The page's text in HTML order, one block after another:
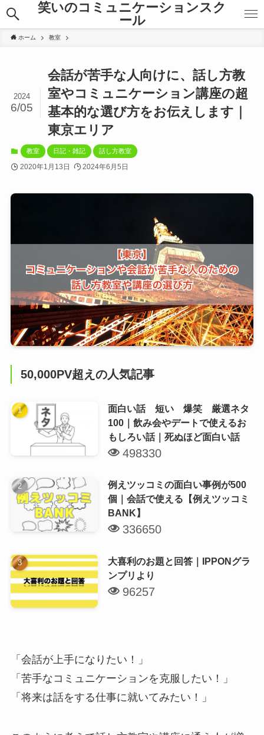
笑いのコミュニケーションスク
ール
ホーム 教室
会話が苦手な人向けに、話し方教
室やコミュニケーション講座の超
基本的な選び方をお伝えします｜
東京エリア
2024
6/05
教室 日記・雑記 話し方教室
2020年1月13日 2024年6月5日
50,000PV超えの人気記事
面白い話 短い 爆笑 厳選ネタ
100｜飲み会やデートで使えるお
もしろい話｜死ぬほど面白い話
498330
例えツッコミの面白い事例が500
個｜会話で使える【例えツッコミ
BANK】
336650
大喜利のお題と回答｜IPPONグラ
ンプリより
96257
「会話が上手になりたい！」
「苦手なコミュニケーションを克服したい！」
「将来は話をする仕事に就いてみたい！」